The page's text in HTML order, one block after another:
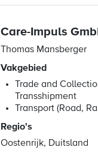
Care-Impuls
Thomas Mansberger
Vakgebied
Trade and
Transshipment
Transport (Road,
Regio's
Oostenrijk, Duitsland